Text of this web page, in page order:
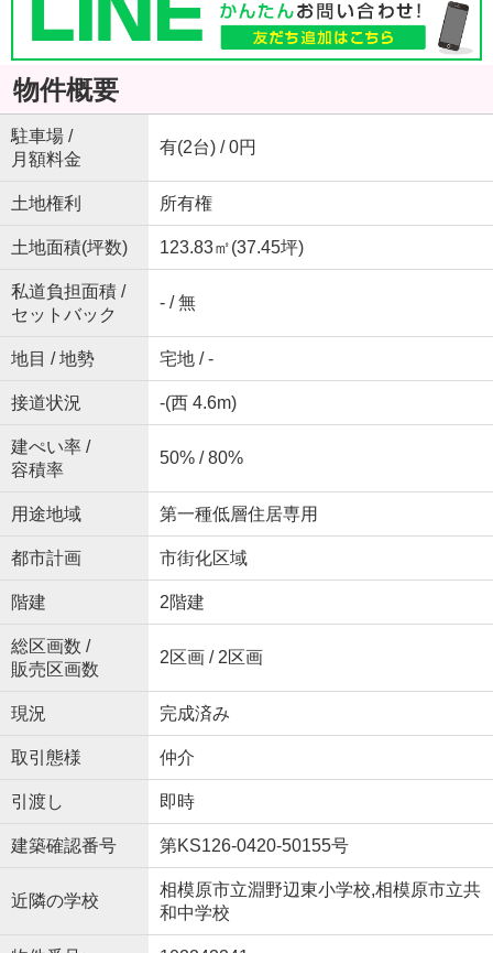
物件概要
駐車場 /
月額料金
有(2台) / 0円
土地権利 所有権
土地面積(坪数) 123.83㎡(37.45坪)
私道負担面積 /
セットバック
- / 無
地目 / 地勢 宅地 / -
接道状況 -(西 4.6m)
建ぺい率 /
容積率
50% / 80%
用途地域 第一種低層住居専用
都市計画 市街化区域
階建 2階建
総区画数 /
販売区画数
2区画 / 2区画
現況 完成済み
取引態様 仲介
引渡し 即時
建築確認番号 第KS126-0420-50155号
近隣の学校
相模原市立淵野辺東小学校,相模原市立共
和中学校